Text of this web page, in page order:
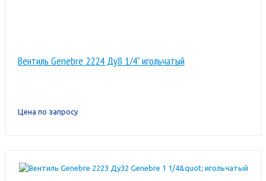
Вентиль Genebre 2224 Ду8 1/4" игольчатый
Цена по запросу